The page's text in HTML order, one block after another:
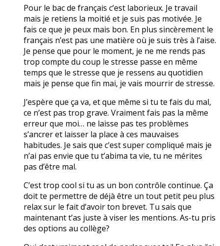
Pour le bac de français c’est laborieux. Je travail
mais je retiens la moitié et je suis pas motivée. Je
fais ce que je peux mais bon. En plus sincèrement le
français n’est pas une matière où je suis très à l’aise.
Je pense que pour le moment, je ne me rends pas
trop compte du coup le stresse passe en même
temps que le stresse que je ressens au quotidien
mais je pense que fin mai, je vais mourrir de stresse.
J’espère que ça va, et que même si tu te fais du mal,
ce n’est pas trop grave. Vraiment fais pas la même
erreur que moi… ne laisse pas tes problèmes
s’ancrer et laisser la place à ces mauvaises
habitudes. Je sais que c’est super compliqué mais je
n’ai pas envie que tu t’abima ta vie, tu ne mérites
pas d’être mal.
C’est trop cool si tu as un bon contrôle continue. Ça
doit te permettre de déjà être un tout petit peu plus
relax sur le fait d’avoir ton brevet. Tu sais que
maintenant t’as juste à viser les mentions. As-tu pris
des options au collège?